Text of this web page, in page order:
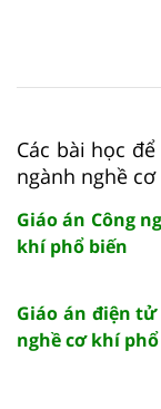
Các bài học
ngành nghề
Giáo án Công
khí phổ biến
Giáo án điện tử
nghề cơ khí